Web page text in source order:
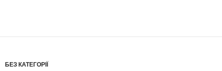
БЕЗ КАТЕГОРІЇ